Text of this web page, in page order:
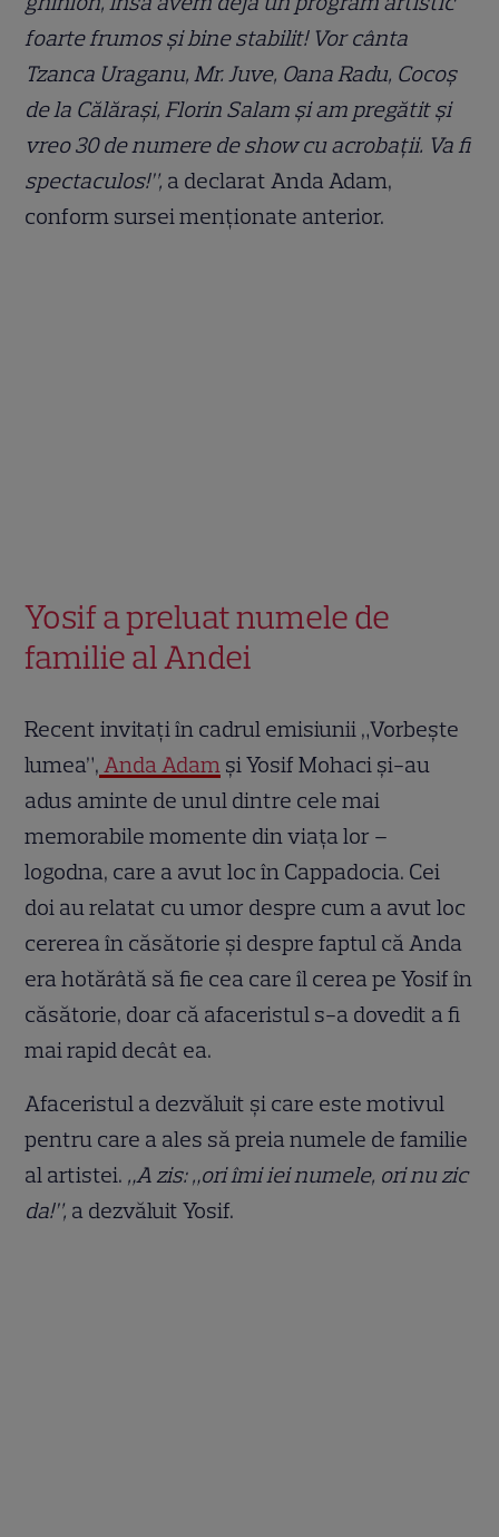
foarte frumos și bine stabilit! Vor cânta
Tzanca Uraganu, Mr. Juve, Oana Radu, Cocoș
de la Călărași, Florin Salam și am pregătit și
vreo 30 de numere de show cu acrobații. Va fi
spectaculos!”, a declarat Anda Adam,
conform sursei menționate anterior.
Yosif a preluat numele de
familie al Andei
Recent invitați în cadrul emisiunii „Vorbește
lumea”, Anda Adam și Yosif Mohaci și-au
adus aminte de unul dintre cele mai
memorabile momente din viața lor –
logodna, care a avut loc în Cappadocia. Cei
doi au relatat cu umor despre cum a avut loc
cererea în căsătorie și despre faptul că Anda
era hotărâtă să fie cea care îl cerea pe Yosif în
căsătorie, doar că afaceristul s-a dovedit a fi
mai rapid decât ea.
Afaceristul a dezvăluit și care este motivul
pentru care a ales să preia numele de familie
al artistei. „A zis: „ori îmi iei numele, ori nu zic
da!”, a dezvăluit Yosif.